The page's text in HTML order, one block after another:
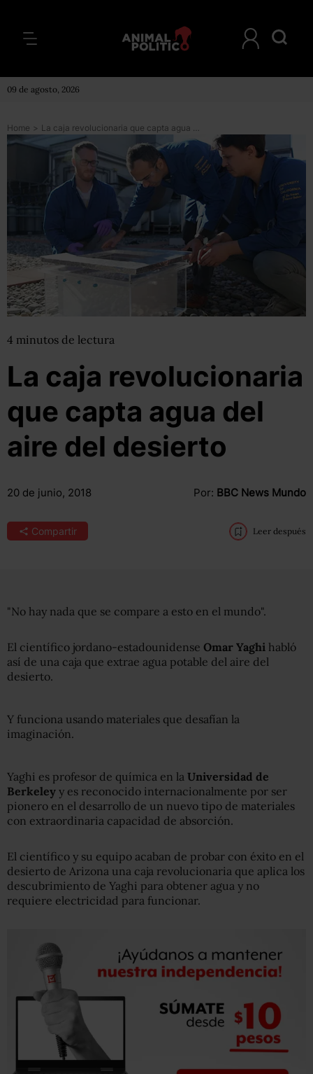
09 de agosto, 2026
Home > La caja revolucionaria que capta agua del aire del desierto
4 minutos de lectura
La caja revolucionaria
que capta agua del
aire del desierto
20 de junio, 2018 Por: BBC News Mundo
Compartir Leer después
"No hay nada que se compare a esto en el mundo".
El científico jordano-estadounidense Omar Yaghi habló
así de una caja que extrae agua potable del aire del
desierto.
Y funciona usando materiales que desafían la
imaginación.
Yaghi es profesor de química en la Universidad de
Berkeley y es reconocido internacionalmente por ser
pionero en el desarrollo de un nuevo tipo de materiales
con extraordinaria capacidad de absorción.
El científico y su equipo acaban de probar con éxito en el
desierto de Arizona una caja revolucionaria que aplica los
descubrimiento de Yaghi para obtener agua y no
requiere electricidad para funcionar.